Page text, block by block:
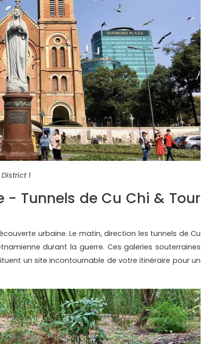
District 1
- Tunnels de Cu Chi & Tour
urbaine. Le matin, direction les tunnels de Cu
durant la guerre. Ces galeries souterraines
un site incontournable de votre itinéraire pour un